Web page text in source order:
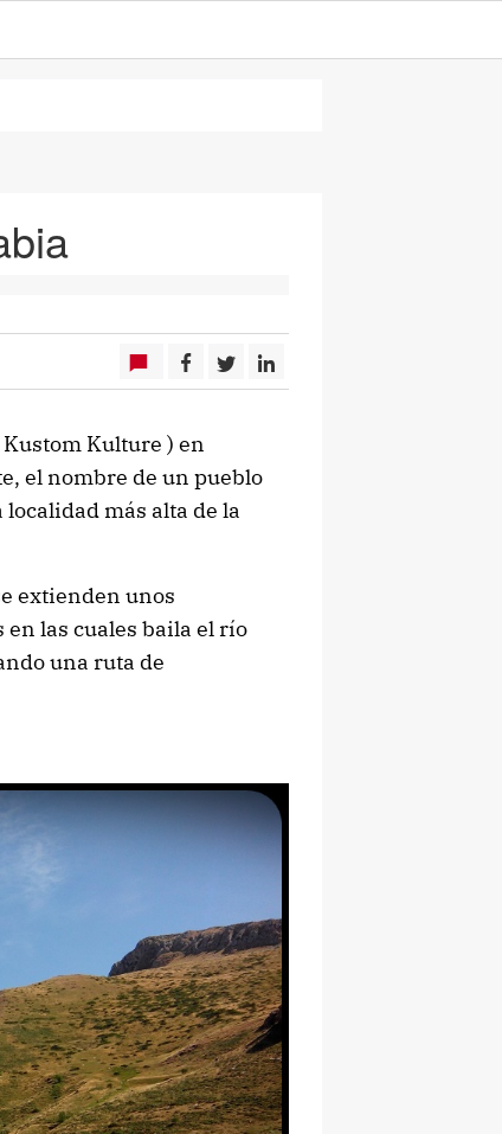
Kulture ) en
el nombre de un pueblo
localidad más alta de la
extienden unos
las cuales baila el río
una ruta de